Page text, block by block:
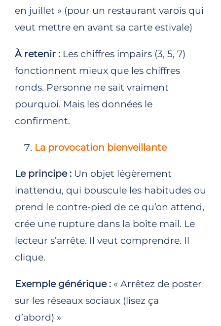
en juillet » (pour un restaurant varois qui
veut mettre en avant sa carte estivale)
À retenir :Les chiffres impairs (3, 5, 7)
fonctionnent mieux que les chiffres
ronds. Personne ne sait vraiment
pourquoi. Mais les données le
confirment.
La provocation bienveillante
Le principe :Un objet légèrement
inattendu, qui bouscule les habitudes ou
prend le contre-pied de ce qu’on attend,
crée une rupture dans la boîte mail. Le
lecteur s’arrête. Il veut comprendre. Il
clique.
Exemple générique :« Arrêtez de poster
sur les réseaux sociaux (lisez ça
d’abord) »